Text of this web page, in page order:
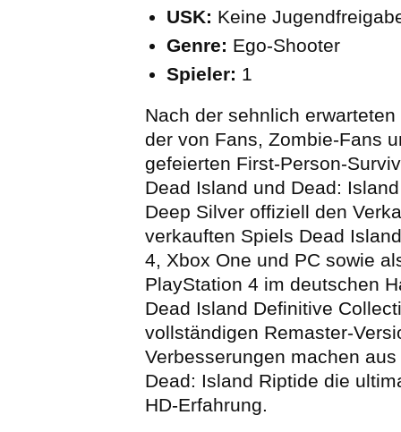
USK: Keine
Genre: Ego-Shooter
Spieler: 1
Nach der sehnlich
der von Fans, Zombie-Fans
gefeierten First-Person-
Dead Island und Dead:
Deep Silver offiziell den
verkauften Spiels Dead
4, Xbox One und PC sowie
PlayStation 4 im deutschen
Dead Island Definitive
vollständigen Remaster-
Verbesserungen machen
Dead: Island Riptide die
HD-Erfahrung.